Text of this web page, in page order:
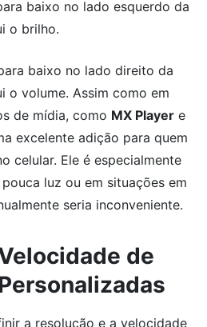
baixo no lado esquerdo da
o brilho.
baixo no lado direito da
o volume. Assim como em
de mídia, como MX Player e
excelente adição para quem
celular. Ele é especialmente
luz ou em situações em
seria inconveniente.
de
a resolução e a velocidade